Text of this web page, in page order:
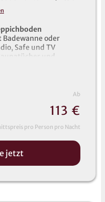
oder
Safe und TV
und
Ab
113 €
pro Person pro Nacht
jetzt